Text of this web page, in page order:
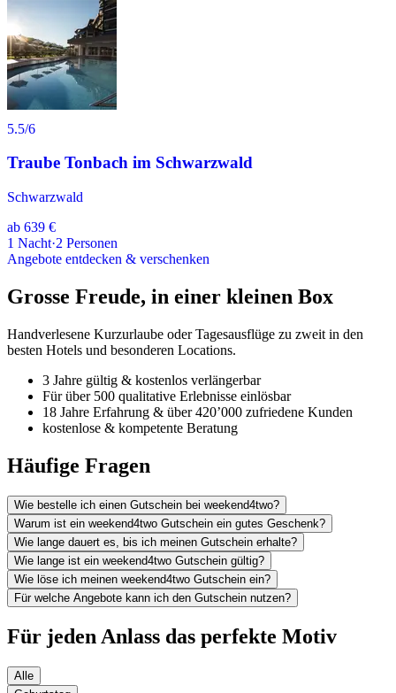
5.5/6
Traube Tonbach im Schwarzwald
Schwarzwald
ab 639 €
1 Nacht·2 Personen
Angebote entdecken & verschenken
Grosse Freude, in einer kleinen Box
Handverlesene Kurzurlaube oder Tagesausflüge zu zweit in den
besten Hotels und besonderen Locations.
3 Jahre gültig & kostenlos verlängerbar
Für über 500 qualitative Erlebnisse einlösbar
18 Jahre Erfahrung & über 420’000 zufriedene Kunden
kostenlose & kompetente Beratung
Häufige Fragen
Wie bestelle ich einen Gutschein bei weekend4two?
Warum ist ein weekend4two Gutschein ein gutes Geschenk?
Wie lange dauert es, bis ich meinen Gutschein erhalte?
Wie lange ist ein weekend4two Gutschein gültig?
Wie löse ich meinen weekend4two Gutschein ein?
Für welche Angebote kann ich den Gutschein nutzen?
Für jeden Anlass das perfekte Motiv
Alle